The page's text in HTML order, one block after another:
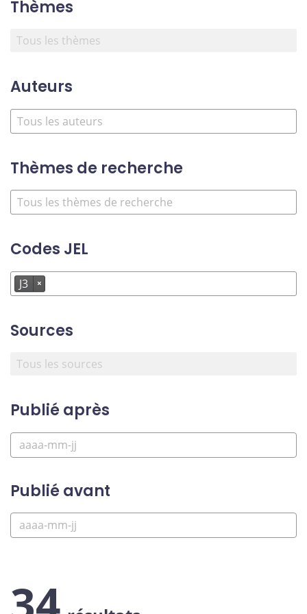
Thèmes
Auteurs
Thèmes de recherche
Codes JEL
J3 ×
Sources
Publié après
Publié avant